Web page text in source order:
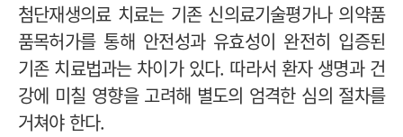
첨단재생의료 치료는 기존 신의료기술평가나 의약품
품목허가를 통해 안전성과 유효성이 완전히 입증된
기존 치료법과는 차이가 있다. 따라서 환자 생명과 건
강에 미칠 영향을 고려해 별도의 엄격한 심의 절차를
거쳐야 한다.